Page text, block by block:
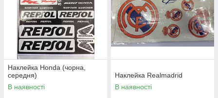
Наклейка Honda (чорна,
середня)
В наявності
Наклейка Realmadrid
В наявності